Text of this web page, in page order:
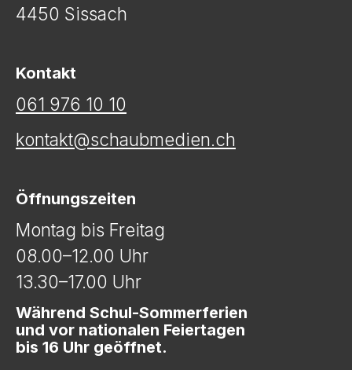
4450 Sissach
Kontakt
061 976 10 10
kontakt@schaubmedien.ch
Öffnungszeiten
Montag bis Freitag
08.00–12.00 Uhr
13.30–17.00 Uhr
Während Schul-Sommerferien
und vor nationalen Feiertagen
bis 16 Uhr geöffnet.